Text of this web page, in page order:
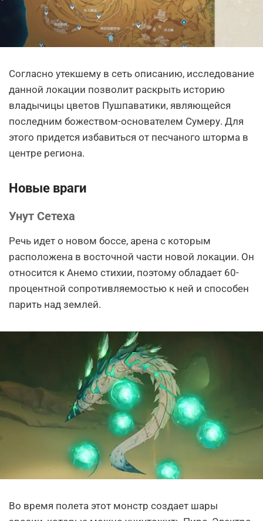
Согласно утекшему в сеть описанию, исследование
данной локации позволит раскрыть историю
владычицы цветов Пушпаватики, являющейся
последним божеством-основателем Сумеру. Для
этого придется избавиться от песчаного шторма в
центре региона.
Новые враги
Унут Сетеха
Речь идет о новом боссе, арена с которым
расположена в восточной части новой локации. Он
относится к Анемо стихии, поэтому обладает 60-
процентной сопротивляемостью к ней и способен
парить над землей.
Во время полета этот монстр создает шары